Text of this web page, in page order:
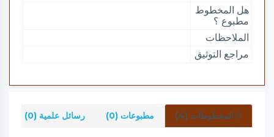
هل المخطوط
مطبوع ؟
الملاحظات
مراجع التوثيق
المخطوطات (4) مطبوعات (0) رسائل علمية (0)